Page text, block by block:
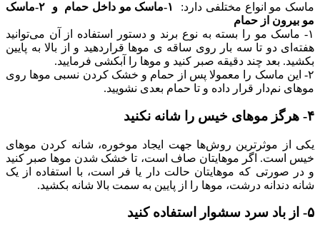
ماسک مو انواع مختلفی دارد: و
۲-ماسک
مو بیرون از حمام
۱- ماسک مو را بسته به نوع برند و دستور استفاده از آن می‌توانید
هفته‌ای دو تا سه بار روی ساقه ی موها قراردهید و از بالا به پایین
بکشید. بعد چند دقیقه صبر کنید و موها را آبکشی فرمایید.
۲- این ماسک را معمولا پس از حمام و خشک کردن نسبی موها روی
موهای نم‌دار قرار داده و تا حمام بعدی نشویید.
۴- هرگز موهای خیس را شانه نکنید
یکی از موثرترین روش‌ها جهت ایجاد موخوره‌، شانه کردن موهای
خیس است. اگر موهایتان صاف است، تا خشک شدن موها صبر کنید
و در صورتی که موهایتان حالت دار یا فر است، با استفاده از یک
شانه دندانه درشت، موها را از پایین به سمت بالا شانه بکشید.
۵- از باد سرد سشوار استفاده کنید